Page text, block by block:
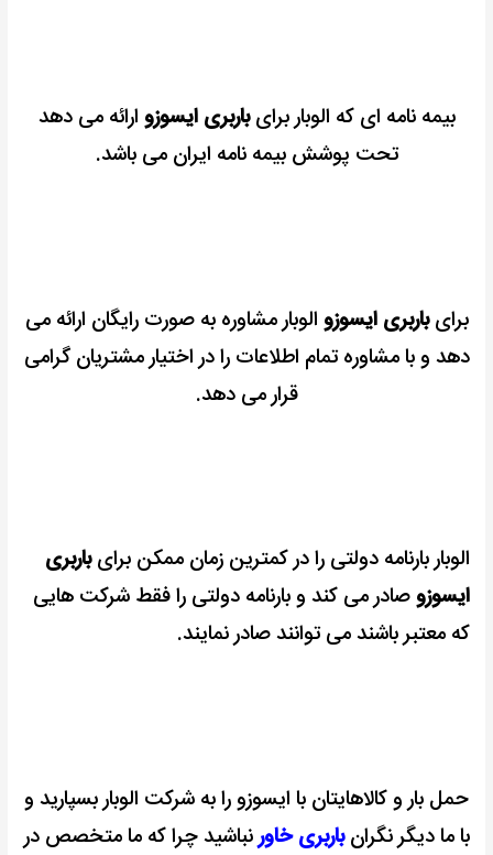
بیمه نامه ای که الوبار برایباربری ایسوزو ارائه می دهد
تحت پوشش بیمه نامه ایران می باشد.
برایباربری ایسوزو الوبار مشاوره به صورت رایگان ارائه می
دهد و با مشاوره تمام اطلاعات را در اختیار مشتریان گرامی
قرار می دهد.
الوبار بارنامه دولتی را در کمترین زمان ممکن برایباربری
ایسوزوصادر می کند و بارنامه دولتی را فقط شرکت هایی
که معتبر باشند می توانند صادر نمایند.
حمل بار و کالاهایتان با ایسوزو را به شرکت الوبار بسپارید و
با ما دیگر نگرانباربری خاورنباشید چرا که ما متخصص در